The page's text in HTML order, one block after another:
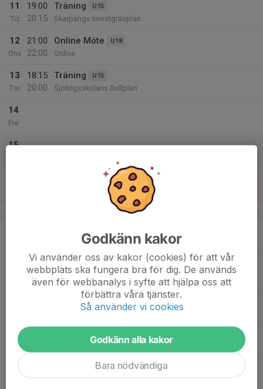
11
Tis
19:00
20:15
Träning U15
Skarpängs konstgräsplan
12
Ons
21:00
22:00
Online Möte U18
Online
13
Tor
18:15
20:00
Träning U15
Sjökrigsskolans Bollplan
14
Fre
15
v.34
19:00
20:15
Träning U15
Skarpängs konstgräsplan
Flyers U13 Träning U13
Online Möte U18
U15
Godkänn kakor
Vi använder oss av kakor (cookies) för att vår
webbplats ska fungera bra för dig. De används
även för webbanalys i syfte att hjälpa oss att
förbättra våra tjänster.
Så använder vi cookies
Godkänn alla kakor
Bara nödvändiga